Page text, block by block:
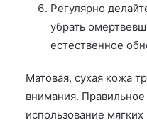
Регулярно
убрать
естественное
Матовая, сухая кожа
внимания.
использование